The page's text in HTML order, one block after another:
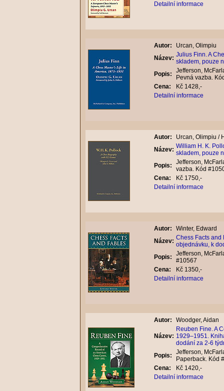
Detailní informace
Autor:
Urcan, Olimpiu
Název: Julius Finn. A
skladem, pouze
Popis:
Jefferson,
Pevná vazba.
Cena:
Kč 1428,-
Detailní informace
Autor:
Urcan, Olimpiu /
Název: William H. K.
skladem, pouze
Popis:
Jefferson,
vazba. Kód
Cena:
Kč 1750,-
Detailní informace
Autor:
Winter, Edward
Název: Chess Facts and
objednávku, k
Popis:
Jefferson,
#10567
Cena:
Kč 1350,-
Detailní informace
Autor: Woodger, Aidan
Název:
Reuben Fine. A
1929–1951.
dodání za 2-6
Popis:
Jefferson,
Paperback. Kód
Cena:
Kč 1420,-
Detailní informace